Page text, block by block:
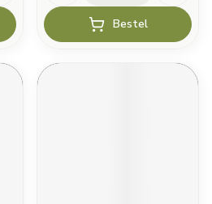
Bestel